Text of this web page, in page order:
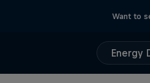
Want to
Energy